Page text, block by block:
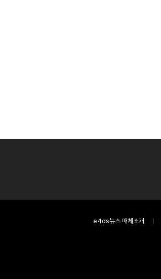
e4ds뉴스 매체소개